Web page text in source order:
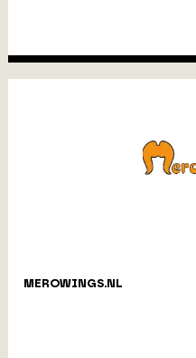
MEROWINGS.NL